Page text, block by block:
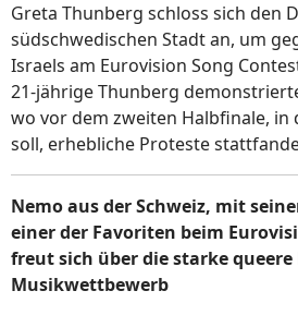
Greta Thunberg schloss sich den
südschwedischen Stadt an, um
Israels am Eurovision Song
21-jährige Thunberg
wo vor dem zweiten Halbfinale, in
soll, erhebliche Proteste
Nemo aus der Schweiz, mit
einer der Favoriten beim
freut sich über die starke queere
Musikwettbewerb